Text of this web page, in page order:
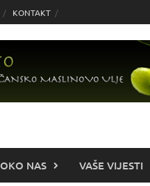
KONTAKT
OKO NAS VAŠE VIJESTI